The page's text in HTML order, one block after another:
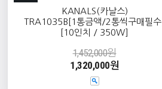
KANALS(카날스)
TRA1035B[1통금액/2통씩구매필수]
[10인치 / 350W]
1,452,000원
1,320,000원